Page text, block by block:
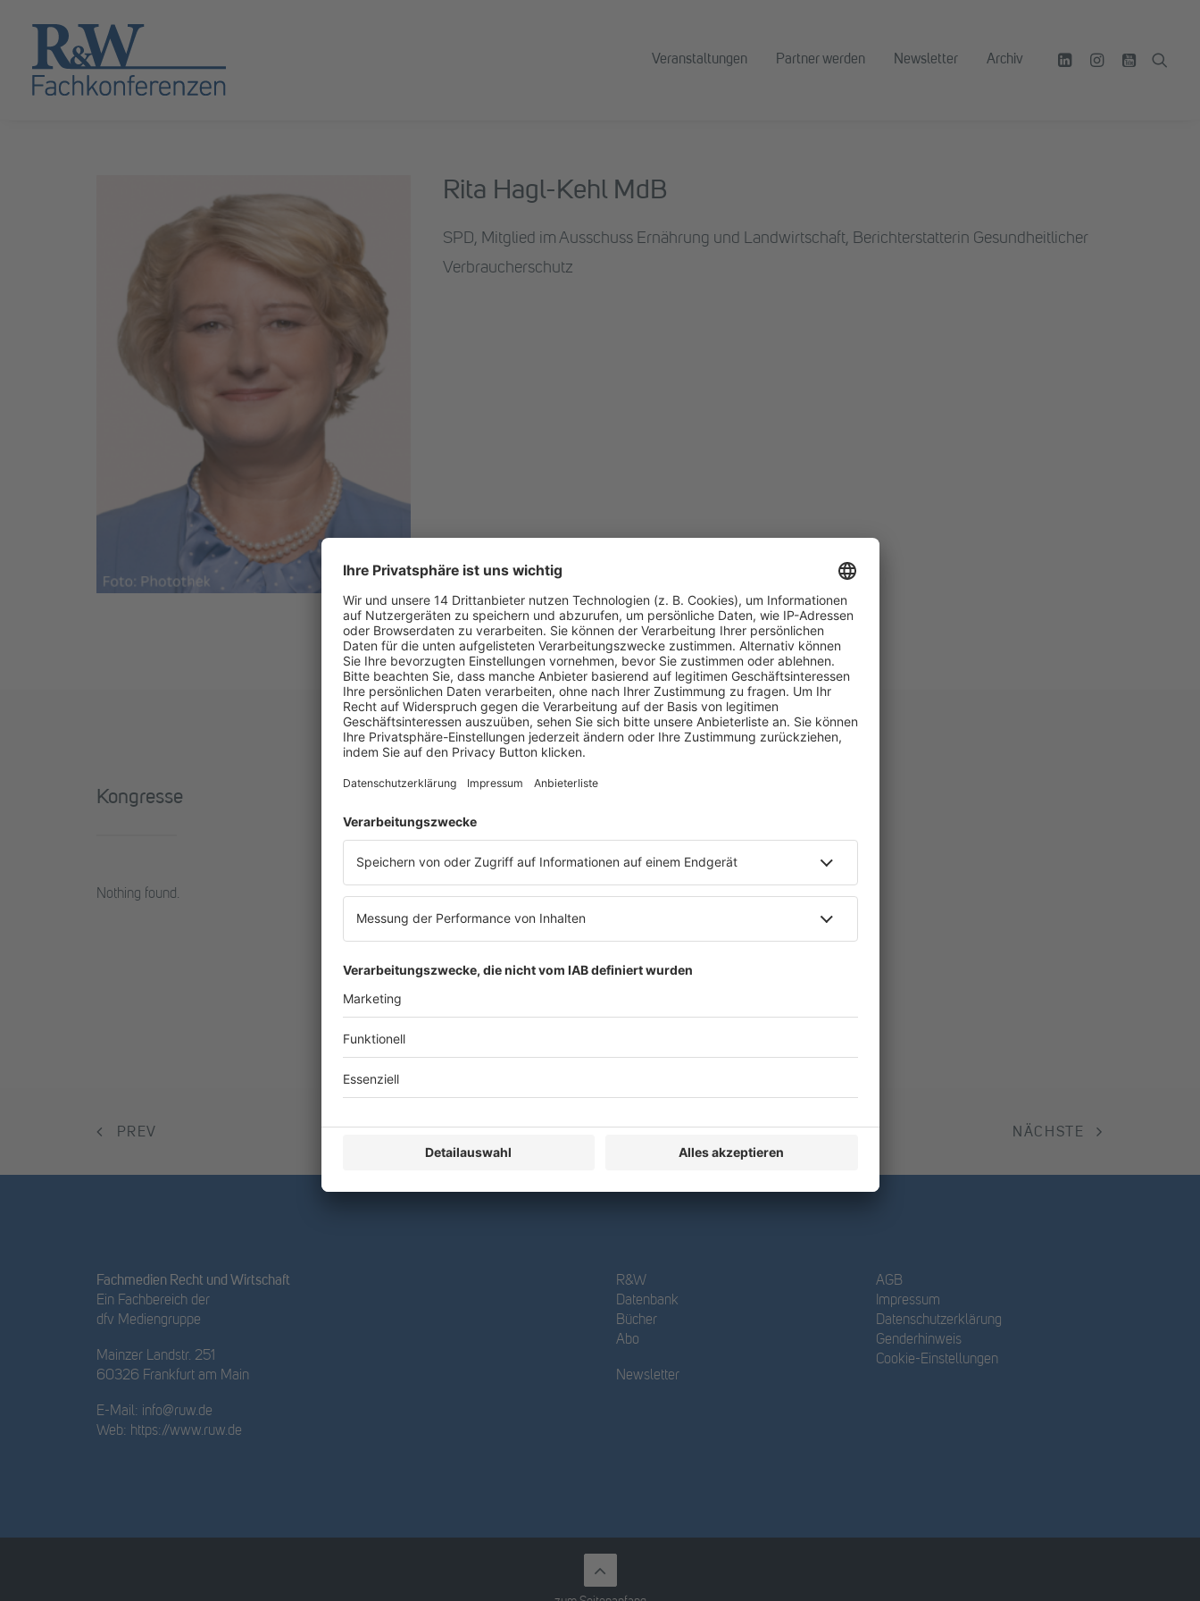
Veranstaltungen Partner werden Newsletter Archiv
Rita Hagl-Kehl MdB
SPD, Mitglied im Ausschuss Ernährung und Landwirtschaft, Berichterstatterin Gesundheitlicher
Verbraucherschutz
Kongresse
Nothing found.
PREV NÄCHSTE
Fachmedien Recht und Wirtschaft
Ein Fachbereich der
dfv Mediengruppe
Mainzer Landstr. 251
60326 Frankfurt am Main
E-Mail: info@ruw.de
Web: https://www.ruw.de
R&W
Datenbank
Bücher
Abo
Newsletter
AGB
Impressum
Datenschutzerklärung
Genderhinweis
Cookie-Einstellungen